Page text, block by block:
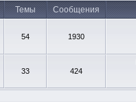
Темы Сообщения
54 1930
33 424